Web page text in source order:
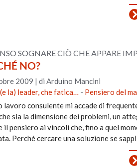
SOGNARE CIÒ CHE APPARE
NO?
2009 | di Arduino Mancini
la) leader, che fatica… - Pensiero del
lavoro consulente mi accade di
sia la dimensione dei problemi, un
il pensiero ai vincoli che, fino a quel
Perché cercare una soluzione se